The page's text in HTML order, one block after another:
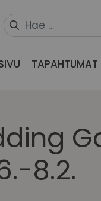
TAPAHTUMAT
8.2.